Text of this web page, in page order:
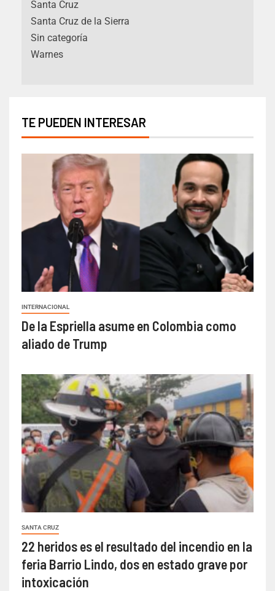
Santa Cruz
Santa Cruz de la Sierra
Sin categoría
Warnes
TE PUEDEN INTERESAR
INTERNACIONAL
De la Espriella asume en Colombia como
aliado de Trump
SANTA CRUZ
22 heridos es el resultado del incendio en la
feria Barrio Lindo, dos en estado grave por
intoxicación